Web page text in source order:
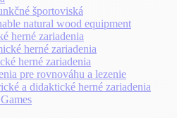
športoviská
natural wood equipment
herné zariadenia
herné zariadenia
herné zariadenia
pre rovnováhu a lezenie
a didaktické herné zariadenia